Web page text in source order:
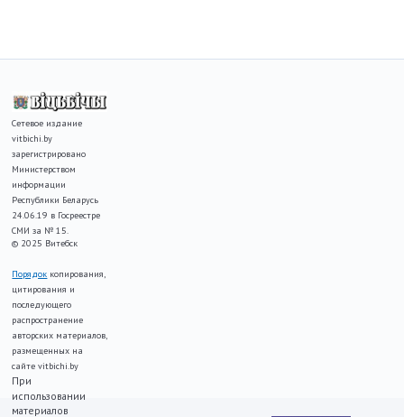
Сетевое издание
vitbichi.by
зарегистрировано
Министерством
информации
Республики Беларусь
24.06.19 в Госреестре
СМИ за № 15.
© 2025 Витебск
Порядок копирования,
цитирования и
последующего
распространение
авторских материалов,
размещенных на
сайте vitbichi.by
При
использовании
материалов